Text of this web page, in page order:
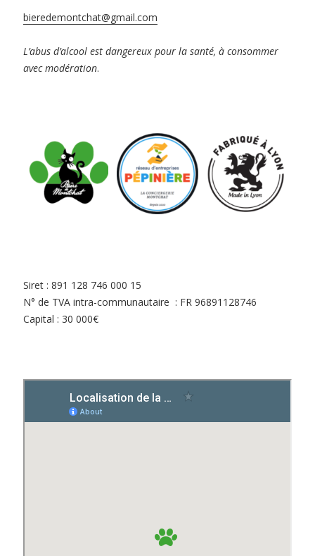
bieredemontchat@gmail.com
L’abus d’alcool est dangereux pour la santé, à consommer
avec modération.
Siret : 891 128 746 000 15
N° de TVA intra-communautaire : FR 96891128746
Capital : 30 000€